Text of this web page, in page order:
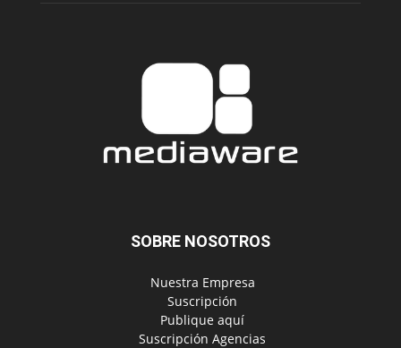
SOBRE NOSOTROS
‎ Nuestra Empresa
‎ Suscripción
‎ Publique aquí
‎ Suscripción Agencias